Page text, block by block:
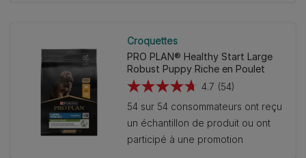
Croquettes
PRO PLAN® Healthy Start Large
Robust Puppy Riche en Poulet
4.7 (54)
4.7
sur
5
étoiles.
54 sur 54 consommateurs ont reçu
un échantillon de produit ou ont
participé à une promotion